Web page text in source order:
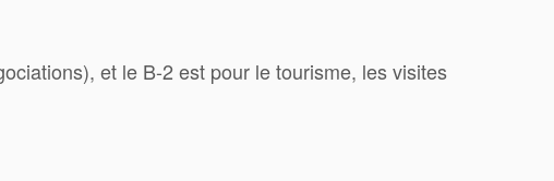
et le B-2 est pour le tourisme, les visites